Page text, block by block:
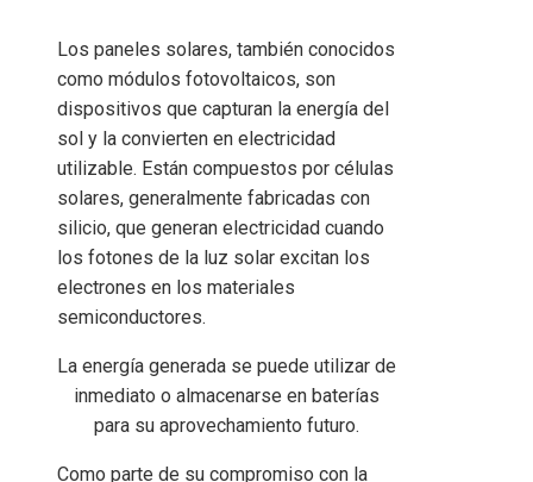
Los paneles solares, también conocidos
como módulos fotovoltaicos, son
dispositivos que capturan la energía del
sol y la convierten en electricidad
utilizable. Están compuestos por células
solares, generalmente fabricadas con
silicio, que generan electricidad cuando
los fotones de la luz solar excitan los
electrones en los materiales
semiconductores.
La energía generada se puede utilizar de
inmediato o almacenarse en baterías
para su aprovechamiento futuro.
Como parte de su compromiso con la